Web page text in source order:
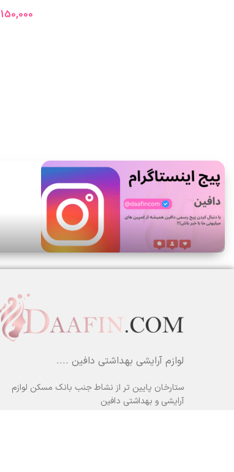
150,000
لوازم آرایشی بهداشتی دافین ....
ستارخان پایین تر از نشاط جنب بانک مسکن لوازم
آرایشی و بهداشتی دافین